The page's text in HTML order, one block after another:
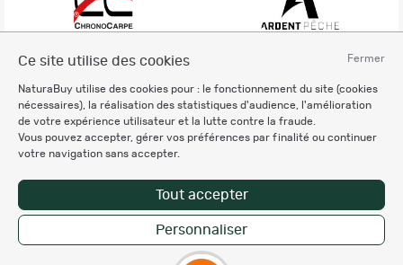
Fermer
Ce site utilise des cookies
NaturaBuy utilise des cookies pour : le fonctionnement du site (cookies
nécessaires), la réalisation des statistiques d'audience, l'amélioration
de votre expérience utilisateur et la lutte contre la fraude.
Vous pouvez accepter, gérer vos préférences par finalité ou continuer
votre navigation sans accepter.
Tout accepter
Personnaliser
Charte éthique
Mentions légales
Règlement & Conditions d'utilisation
Politique de protection
des données personnelles
Personnalisation des cookies
Copyright © 2007-2026 NaturaBuy. Tous droits réservés. N°CNIL: 1239459.
Les marques commerciales mentionnées appartiennent à leurs propriétaires